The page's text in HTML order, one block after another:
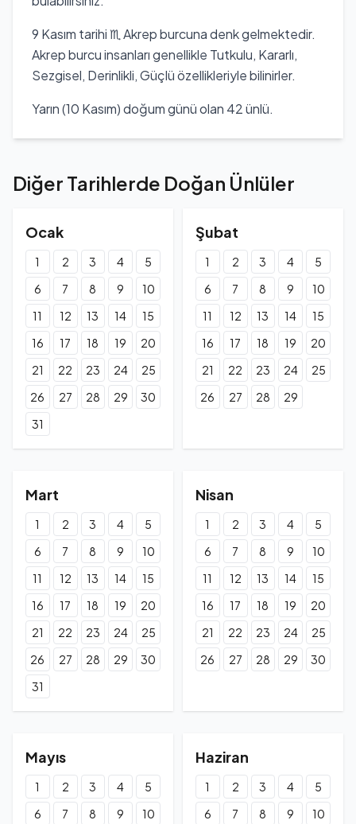
tüberküloz nedeniyle 46 yaşında hayatını kaybetti.
Eserleri arasında 'Maria Stuart', 'Orleans Kızı' ve 'William
Tell' gibi önemli tiyatro oyunları bulunmaktadır. Schiller, 22
Şubat 1790 tarihinde yazar Charlotte von Lengefeld ile
9 Kasım tarihi ♏ Akrep burcuna denk gelmektedir.
Akrep burcu insanları genellikle Tutkulu, Kararlı,
Sezgisel, Derinlikli, Güçlü özellikleriyle bilinirler.
Yarın (10 Kasım) doğum günü olan 42 ünlü.
Diğer Tarihlerde Doğan Ünlüler
Ocak
1 2 3 4
5
6
7 8 9
10
11
12 13 14
15
16
17 18 19
20
21
22 23 24
25
26
27 28 29
30
31
Şubat
1 2 3 4
5
6
7 8 9
10
11
12 13 14
15
16
17 18 19
20
21
22 23 24
25
26
27 28 29
Mart
1 2 3 4
5
6
7 8 9
10
11
12 13 14
15
16
17 18 19
20
21
22 23 24
25
26
27 28 29
30
31
Nisan
1 2 3 4
5
6
7 8 9
10
11
12 13 14
15
16
17 18 19
20
21
22 23 24
25
26
27 28 29 30
Mayıs
1 2 3 4
5
6
7 8 9
10
Haziran
1 2 3 4
5
6
7 8 9
10